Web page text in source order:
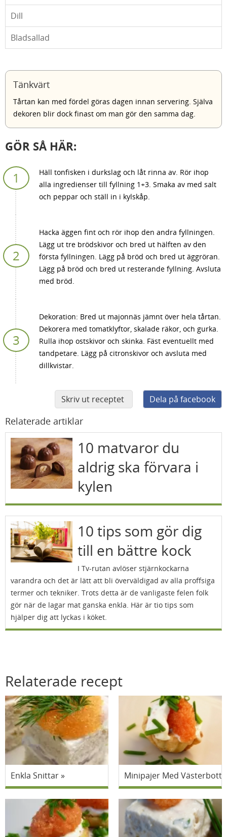
Dill
Bladsallad
Tänkvärt
Tårtan kan med fördel göras dagen innan servering. Själva
dekoren blir dock finast om man gör den samma dag.
GÖR SÅ HÄR:
Häll tonfisken i durkslag och låt rinna av. Rör ihop
alla ingredienser till fyllning 1+3. Smaka av med salt
och peppar och ställ in i kylskåp.
Hacka äggen fint och rör ihop den andra fyllningen.
Lägg ut tre brödskivor och bred ut hälften av den
första fyllningen. Lägg på bröd och bred ut äggröran.
Lägg på bröd och bred ut resterande fyllning. Avsluta
med bröd.
Dekoration: Bred ut majonnäs jämnt över hela tårtan.
Dekorera med tomatklyftor, skalade räkor, och gurka.
Rulla ihop ostskivor och skinka. Fäst eventuellt med
tandpetare. Lägg på citronskivor och avsluta med
dillkvistar.
Skriv ut receptet Dela på facebook
Relaterade artiklar
10 matvaror du
aldrig ska förvara i
kylen
10 tips som gör dig
till en bättre kock
I Tv-rutan avlöser stjärnkockarna
varandra och det är lätt att bli överväldigad av alla proffsiga
termer och tekniker. Trots detta är de vanligaste felen folk
gör när de lagar mat ganska enkla. Här är tio tips som
hjälper dig att lyckas i köket.
Relaterade recept
Enkla Snittar Minipajer Med